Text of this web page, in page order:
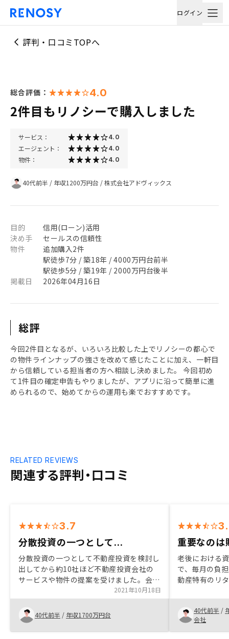
ログイン
評判・口コミTOPへ
総合評価： 4.0
2件目もリノシーで購入しました
サービス： 4.0
エージェント： 4.0
物件： 4.0
40代前半 / 年収1200万円台 /株式会社アドヴィックス
目的
信用(ローン)活用
決め手
セールスの信頼性
物件
追加購入2件
駅徒歩7分 / 築18年 / 4000万円台前半
駅徒歩5分 / 築19年 / 2000万円台後半
掲載日
2026年04月16日
総評
今回2件目となるが、いろいろ比較した上でリノシーの都心で
の物件ラインナップの強さを改めて感じたことに加え、一軒目
から信頼している担当者の方へ相談し決めました。 今回初め
て1件目の確定申告もやりましたが、アプリに沿って簡単に進
められるので、始めてからの運用も楽でおすすめです。
関連する評判・口コミ
RELATED REVIEWS
3.7
分散投資の一つとして...
分散投資の一つとして不動産投資を検討し
出してから約10社ほど不動産投資会社の
サービスや物件の提案を受けました。会社
としての安心感、担当の方の話す内容のわ
かりやすさ、長期投資の考え方、リフォー
ム等多くのサービスが揃っている点、物件
の立地と質など初めて不動産投資をする自
分にとって納得の行く内容だったため決断
2021年10月18日
40代前半 / 年収1700万円台
重要なのは
老後における
で、毎月の負
動産特有のリ
大きくなるた
的には担当営
資を開始した
たが、これか
40代前半 /
会社